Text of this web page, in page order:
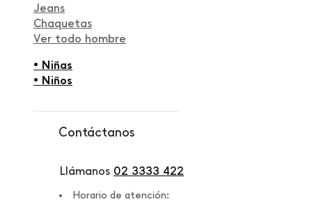
Jeans
Chaquetas
Ver todo hombre
• Niñas
• Niños
Contáctanos
Llámanos 02 3333 422
Horario de atención: